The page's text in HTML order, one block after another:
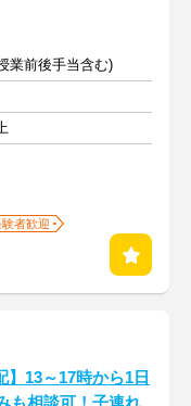
業前後手当含む)
者歓迎
】13～17時から1日